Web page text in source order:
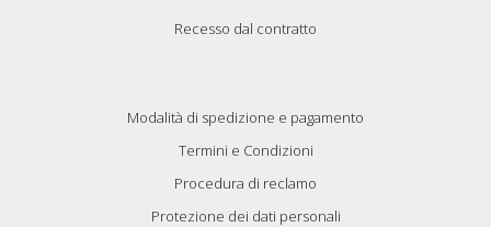
Recesso dal contratto
Modalità di spedizione e pagamento
Termini e Condizioni
Procedura di reclamo
Protezione dei dati personali